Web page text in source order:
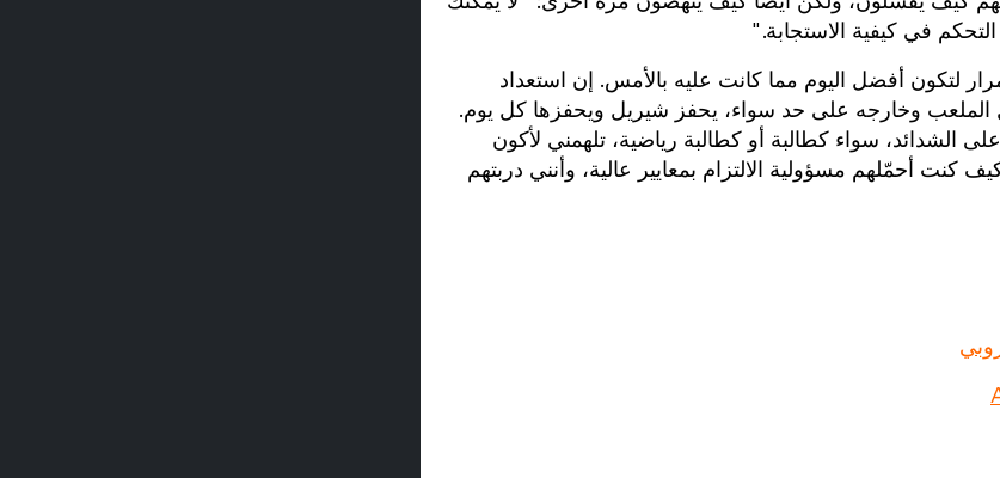
في كيفية الاستجابة."
لتكون أفضل اليوم مما كانت عليه بالأمس. إن استعداد
الملعب وخارجه على حد سواء، يحفز شيريل ويحفزها كل يوم.
الشدائد، سواء كطالبة أو كطالبة رياضية، تلهمني لأكون
أحمّلهم مسؤولية الالتزام بمعايير عالية، وأنني دربتهم